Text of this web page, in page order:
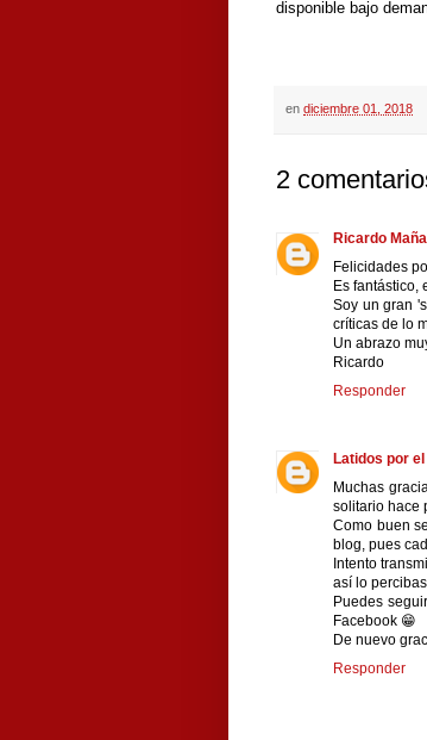
disponible bajo
en diciembre 01, 2018
2
Ricardo
Felicidades
Es fantástico,
Soy un gran
críticas de lo
Un abrazo
Ricardo
Responder
Latidos por
Muchas
solitario hace
Como buen
blog, pues
Intento
así lo
Puedes
Facebook 😁
De nuevo
Responder